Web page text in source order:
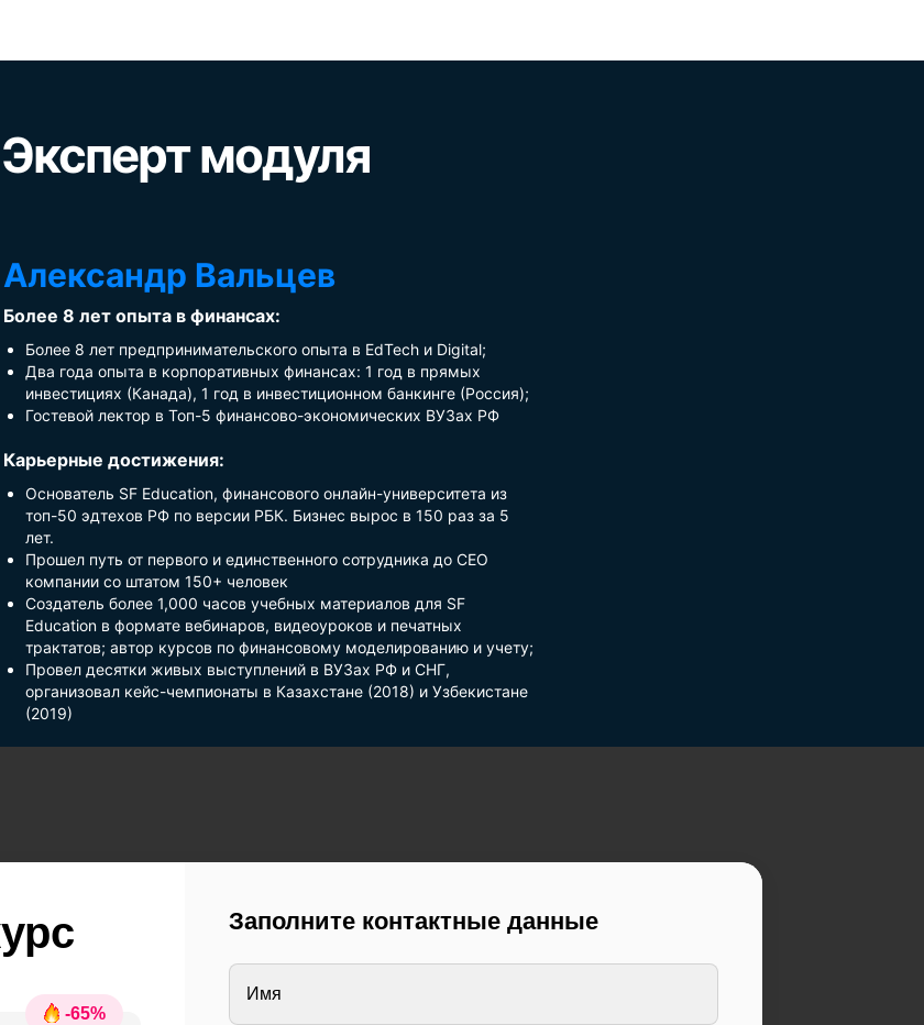
Эксперт модуля
Александр Вальцев
Более 8 лет опыта в финансах:
Более 8 лет предпринимательского опыта в EdTech и Digital;
Два года опыта в корпоративных финансах: 1 год в прямых
инвестициях (Канада), 1 год в инвестиционном банкинге (Россия);
Гостевой лектор в Топ-5 финансово-экономических ВУЗах РФ
Основатель SF Education, финансового онлайн-университета из
топ-50 эдтехов РФ по версии РБК. Бизнес вырос в 150 раз за 5
лет.
Прошел путь от первого и единственного сотрудника до СЕО
компании со штатом 150+ человек
Создатель более 1,000 часов учебных материалов для SF
Education в формате вебинаров, видеоуроков и печатных
трактатов; автор курсов по финансовому моделированию и учету;
Провел десятки живых выступлений в ВУЗах РФ и СНГ,
организовал кейс-чемпионаты в Казахстане (2018) и Узбекистане
(2019)
Карьерные достижения:
-65%
Заполните контактные данные
Имя